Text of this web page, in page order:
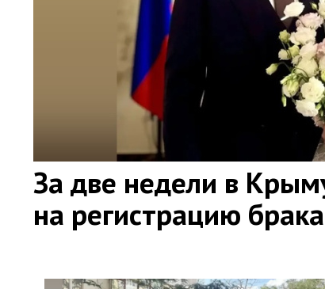
За две недели в
на регистрацию брака